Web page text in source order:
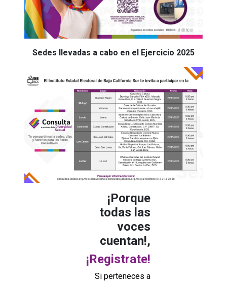
Sedes llevadas a cabo en el Ejercicio 2025
¡Porque
todas las
voces
cuentan!,
¡Registrate!
Si perteneces a